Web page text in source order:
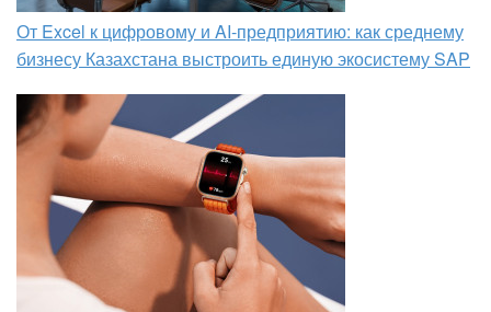
От Excel к цифровому и AI‑предприятию: как среднему
бизнесу Казахстана выстроить единую экосистему SAP